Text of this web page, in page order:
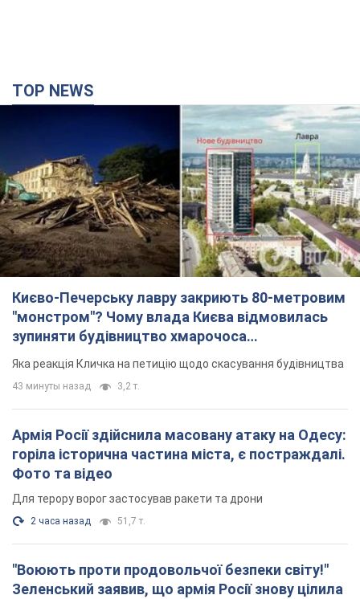
TOP NEWS
Києво-Печерську лавру закриють 80-метровим
"монстром"? Чому влада Києва відмовилась
зупиняти будівництво хмарочоса
"московського вірянина"
Яка реакція Кличка на петицію щодо скасування будівництва
43 минуты назад 3,2 т.
Армія Росії здійснила масовану атаку на Одесу:
горіла історична частина міста, є постраждалі.
Фото та відео
Для терору ворог застосував ракети та дрони
2 часа назад 51,7 т.
"Воюють проти продовольчої безпеки світу!"
Зеленський заявив, що армія Росії знову цілила